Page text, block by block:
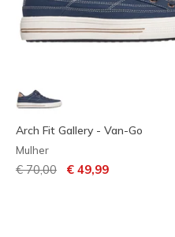
Arch Fit Gallery - Van-Go
Mulher
Preço com desconto de
€ 70,00 para
€ 49,99